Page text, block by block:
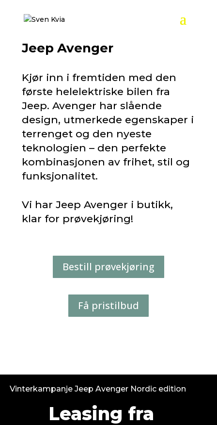
Jeep Avenger
Kjør inn i fremtiden med den
første helelektriske bilen fra
Jeep. Avenger har slående
design, utmerkede egenskaper i
terrenget og den nyeste
teknologien – den perfekte
kombinasjonen av frihet, stil og
funksjonalitet.
Vi har Jeep Avenger i butikk,
klar for prøvekjøring!
Bestill prøvekjøring
Få pristilbud
Vinterkampanje Jeep Avenger Nordic edition
Leasing fra